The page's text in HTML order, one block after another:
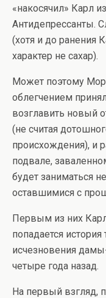
«накосячил» Карл
Антидепрессанты.
(хотя и до ранения
характер не сахар).
Может поэтому
облегчением
возглавить новый
(не считая
происхождения), и
подвале,
будет заниматься
оставшимися с
Первым из них
попадается
исчезновения
четыре года назад.
На первый взгляд,